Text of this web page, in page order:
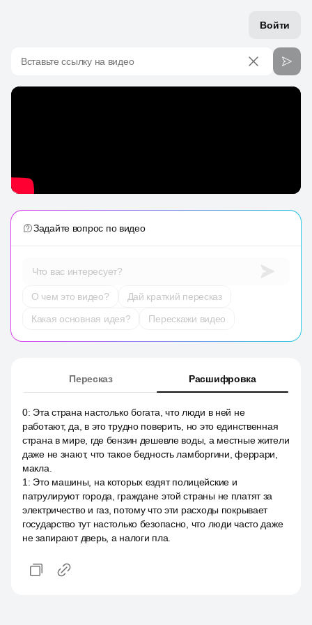
Войти
Вставьте ссылку на видео
Задайте вопрос по видео
Что вас интересует?
О чем это видео?
Дай краткий пересказ
Какая основная идея?
Перескажи видео
Пересказ Расшифровка
0: Эта страна настолько богата, что люди в ней не
работают, да, в это трудно поверить, но это единственная
страна в мире, где бензин дешевле воды, а местные жители
даже не знают, что такое бедность ламборгини, феррари,
макла.
1 : Это машины, на которых ездят полицейские и
патрулируют города, граждане этой страны не платят за
электричество и газ, потому что эти расходы покрывает
государство тут настолько безопасно, что люди часто даже
не запирают дверь, а налоги пла.